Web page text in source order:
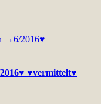
♥vermittelt♥